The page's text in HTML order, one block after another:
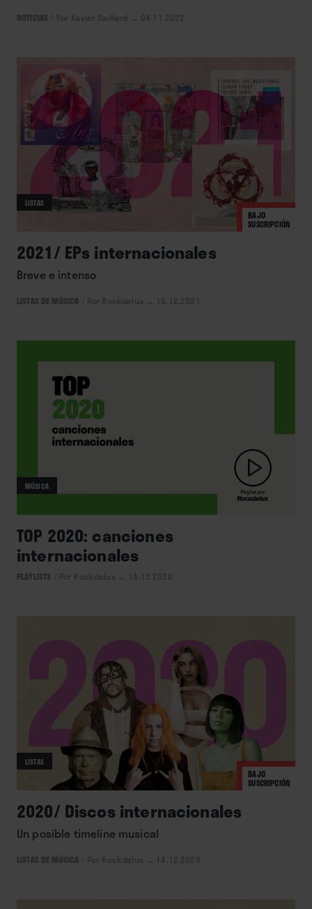
NOTICIAS Por Xavier Gaillard → 04.11.2022
BAJO
SUSCRIPCIÓN
LISTAS
2021/ EPs internacionales
Breve e intenso
LISTAS DE MÚSICA Por Rockdelux → 15.12.2021
MÚSICA
TOP 2020: canciones
internacionales
PLAYLISTS Por Rockdelux → 14.12.2020
BAJO
SUSCRIPCIÓN
LISTAS
2020/ Discos internacionales
Un posible timeline musical
LISTAS DE MÚSICA Por Rockdelux → 14.12.2020